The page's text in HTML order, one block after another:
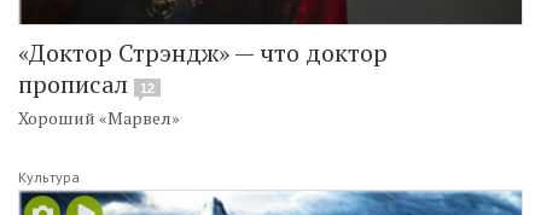
«Доктор Стрэндж» — что доктор
прописал
12
Хороший «Марвел»
Культура